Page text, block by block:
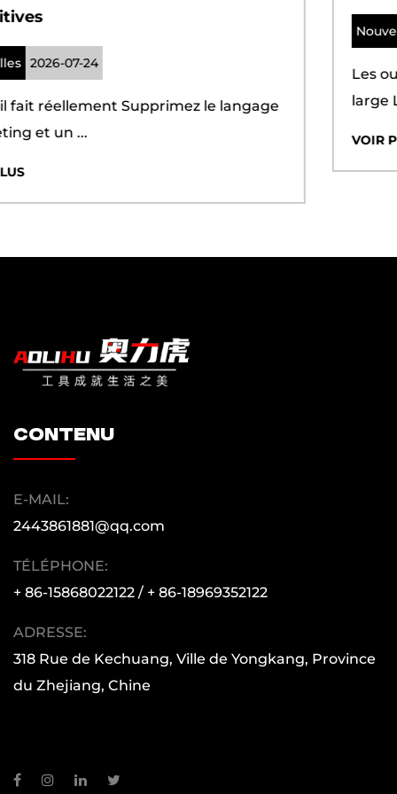
de gestion de l'environnement 4001, et possède
FCC, ROHS, MSDS et autres certifications, et a
d'apparence et de brevets de modèle d'utilité,
afin que chaque client qui nous choisit peut
maintenir une compétitivité de marché
acheteur de détail ou d'un grand groupe
multinational, les gens Huijun vous
service.
Les outils compacts trouvent un public plus
large Le Mini tronçon...
VOIR PLUS
contenu
E-MAIL:
2443861881@qq.com
TÉLÉPHONE:
+ 86-15868022122 / + 86-18969352122
ADRESSE:
318 Rue de Kechuang, Ville de Yongkang, Province
du Zhejiang, Chine